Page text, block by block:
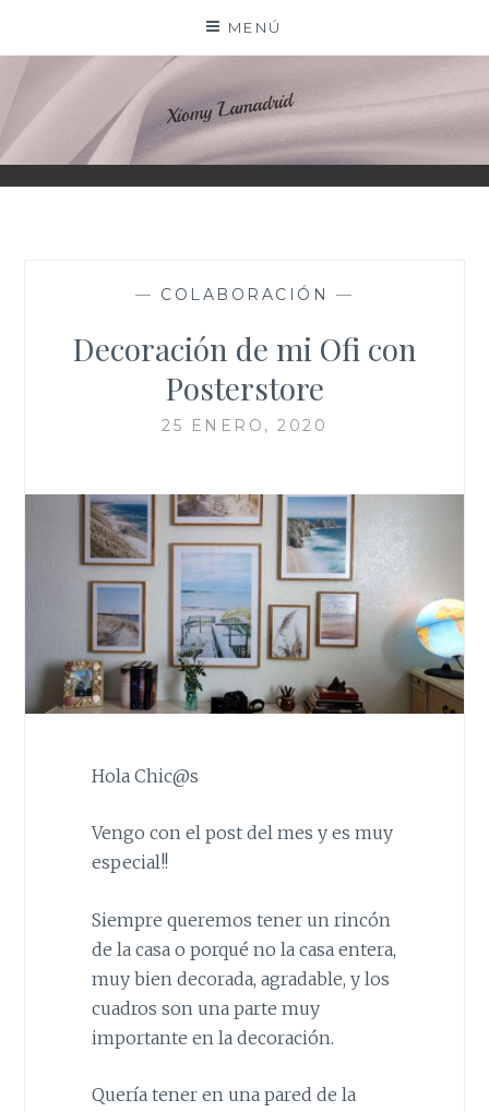
contenido
MENÚ
XIOMY LAMADRID
— COLABORACIÓN —
Decoración de mi Ofi con
Posterstore
25 ENERO, 2020
Hola Chic@s
Vengo con el post del mes y es muy
especial!!
Siempre queremos tener un rincón
de la casa o porqué no la casa entera,
muy bien decorada, agradable, y los
cuadros son una parte muy
importante en la decoración.
Quería tener en una pared de la